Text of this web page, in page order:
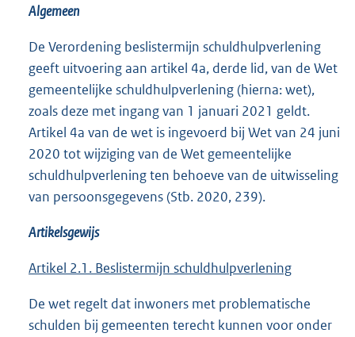
Algemeen
De Verordening beslistermijn schuldhulpverlening
geeft uitvoering aan artikel 4a, derde lid, van de Wet
gemeentelijke schuldhulpverlening (hierna: wet),
zoals deze met ingang van 1 januari 2021 geldt.
Artikel 4a van de wet is ingevoerd bij Wet van 24 juni
2020 tot wijziging van de Wet gemeentelijke
schuldhulpverlening ten behoeve van de uitwisseling
van persoonsgegevens (Stb. 2020, 239).
Artikelsgewijs
Artikel 2.1. Beslistermijn schuldhulpverlening
De wet regelt dat inwoners met problematische
schulden bij gemeenten terecht kunnen voor onder